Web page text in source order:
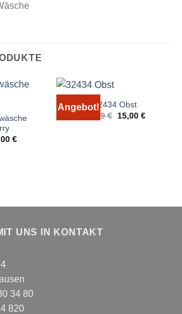
€
Angebot!32434 Obst
29,99€
Ursprünglicher
Preis
15,00 €Aktueller
UNS IN KONTAKT
34 80
820